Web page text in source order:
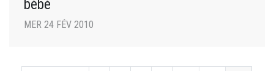
bébé
MER 24 FÉV 2010